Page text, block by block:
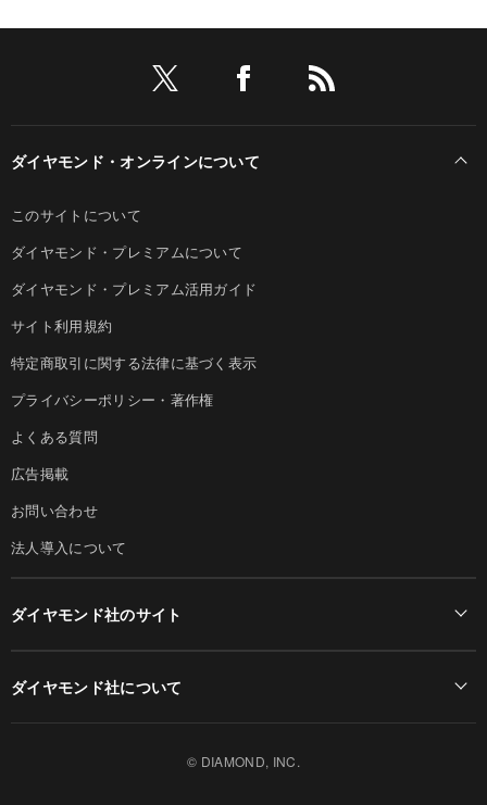
ダイヤモンド・オンラインについて
このサイトについて
ダイヤモンド・プレミアムについて
ダイヤモンド・プレミアム活用ガイド
サイト利用規約
特定商取引に関する法律に基づく表示
プライバシーポリシー・著作権
よくある質問
広告掲載
お問い合わせ
法人導入について
ダイヤモンド社のサイト
ダイヤモンド社について
© DIAMOND, INC.